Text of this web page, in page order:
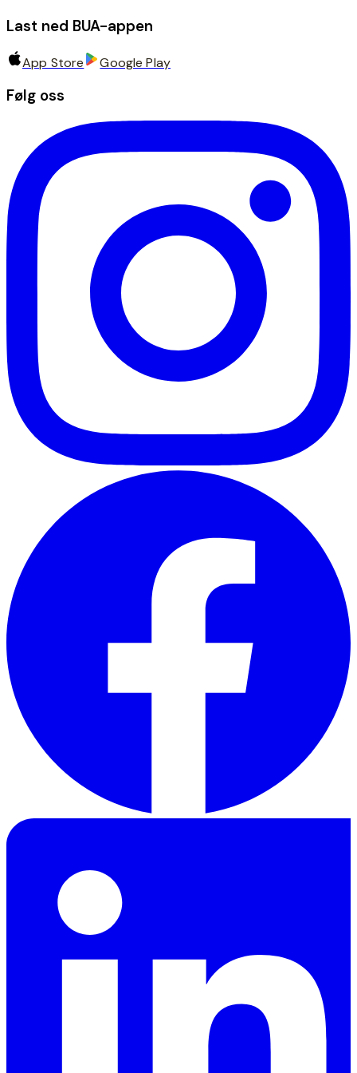
Last ned BUA-appen
App Store Google Play
Følg oss